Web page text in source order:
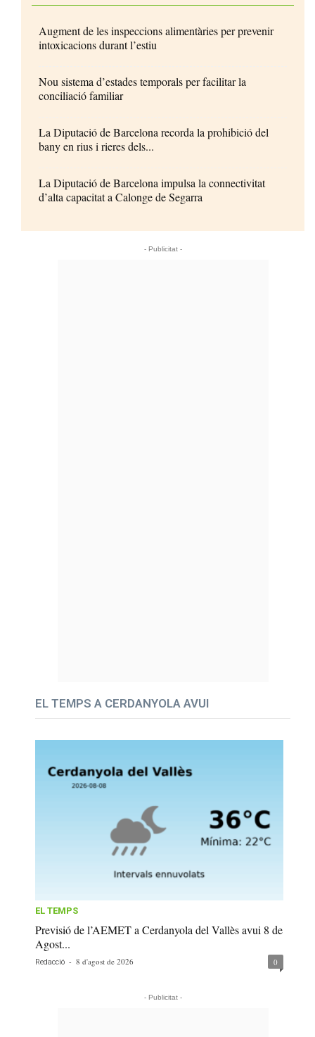
Augment de les inspeccions alimentàries per prevenir
intoxicacions durant l’estiu
Nou sistema d’estades temporals per facilitar la
conciliació familiar
La Diputació de Barcelona recorda la prohibició del
bany en rius i rieres dels...
La Diputació de Barcelona impulsa la connectivitat
d’alta capacitat a Calonge de Segarra
- Publicitat -
EL TEMPS A CERDANYOLA AVUI
EL TEMPS
Previsió de l’AEMET a Cerdanyola del Vallès avui 8 de
Agost...
Redacció - 8 d'agost de 2026 0
- Publicitat -